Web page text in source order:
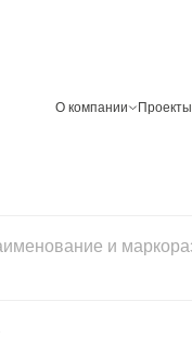
О компании Проекты